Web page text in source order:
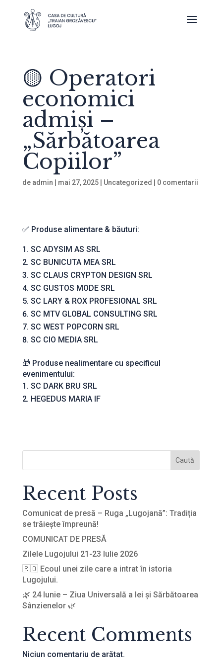
🟡 Operatori
economici
admiși –
„Sărbătoarea
Copiilor”
de admin mai 27, 2025| Uncategorized 0 comentarii
✅ Produse alimentare & băuturi:
SC ADYSIM AS SRL
SC BUNICUTA MEA SRL
SC CLAUS CRYPTON DESIGN SRL
SC GUSTOS MODE SRL
SC LARY & ROX PROFESIONAL SRL
SC MTV GLOBAL CONSULTING SRL
SC WEST POPCORN SRL
SC CIO MEDIA SRL
🎁 Produse nealimentare cu specificul
evenimentului:
SC DARK BRU SRL
HEGEDUS MARIA IF
Caută
Recent Posts
Comunicat de presă – Ruga „Lugojană”: Tradiția
se trăiește împreună!
COMUNICAT DE PRESĂ
Zilele Lugojului 21-23 Iulie 2026
🇷🇴 Ecoul unei zile care a intrat în istoria
Lugojului.
🌿 24 Iunie – Ziua Universală a Iei și Sărbătoarea
Sânzienelor 🌿
Recent Comments
Niciun comentariu de arătat.